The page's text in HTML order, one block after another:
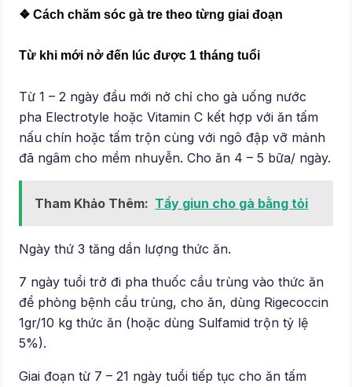
❖ Cách chăm sóc gà tre theo từng giai đoạn
Từ khi mới nở đến lúc được 1 tháng tuổi
Từ 1 – 2 ngày đầu mới nở chỉ cho gà uống nước
pha Electrotyle hoặc Vitamin C kết hợp với ăn tấm
nấu chín hoặc tấm trộn cùng với ngô đập vỡ mảnh
đã ngâm cho mềm nhuyễn. Cho ăn 4 – 5 bữa/ ngày.
Tham Khảo Thêm: Tẩy giun cho gà bằng tỏi
Ngày thứ 3 tăng dần lượng thức ăn.
7 ngày tuổi trở đi pha thuốc cầu trùng vào thức ăn
để phòng bệnh cầu trùng, cho ăn, dùng Rigecoccin
1gr/10 kg thức ăn (hoặc dùng Sulfamid trộn tỷ lệ
5%).
Giai đoạn từ 7 – 21 ngày tuổi tiếp tục cho ăn tấm